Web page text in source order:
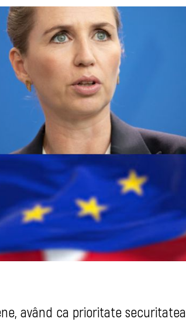
având ca prioritate securitatea